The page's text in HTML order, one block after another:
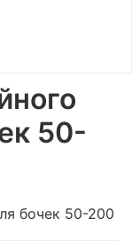
50-
бочек 50-200